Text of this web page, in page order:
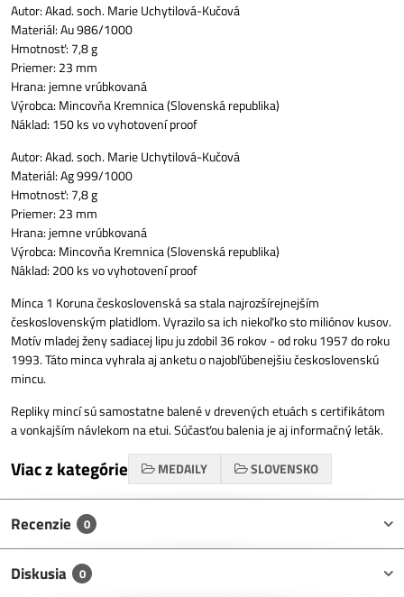
Autor: Akad. soch. Marie Uchytilová-Kučová
Materiál: Au 986/1000
Hmotnosť: 7,8 g
Priemer: 23 mm
Hrana: jemne vrúbkovaná
Výrobca: Mincovňa Kremnica (Slovenská republika)
Náklad: 150 ks vo vyhotovení proof
Autor: Akad. soch. Marie Uchytilová-Kučová
Materiál: Ag 999/1000
Hmotnosť: 7,8 g
Priemer: 23 mm
Hrana: jemne vrúbkovaná
Výrobca: Mincovňa Kremnica (Slovenská republika)
Náklad: 200 ks vo vyhotovení proof
Minca 1 Koruna československá sa stala najrozšírejnejším
československým platidlom. Vyrazilo sa ich niekoľko sto miliónov kusov.
Motív mladej ženy sadiacej lipu ju zdobil 36 rokov - od roku 1957 do roku
1993. Táto minca vyhrala aj anketu o najobľúbenejšiu československú
mincu.
Repliky mincí sú samostatne balené v drevených etuách s certifikátom
a vonkajším návlekom na etui. Súčasťou balenia je aj informačný leták.
Viac z kategórie MEDAILY SLOVENSKO
Recenzie 0
Diskusia 0